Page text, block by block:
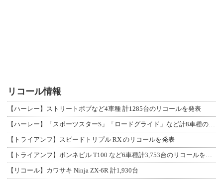
リコール情報
【ハーレー】ストリートボブなど4車種 計1285台のリコールを発表
【トライアンフ】スピードトリプル RX のリコールを発表
【リコール】カワサキ Ninja ZX-6R 計1,930台